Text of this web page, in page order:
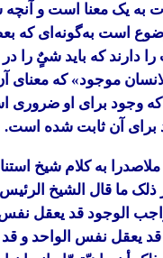
به یک معنا است و آنچه
است به‌گونه‌ای که
دارند که باید شیٌٍ را
موجود» که معنای
که وجود برای او
برای آن ثابت شده است.
ملاصدرا به کلام شیخ
ما قال الشیخ
الوجود قد یعقل
قد یعقل نفس الواحد و